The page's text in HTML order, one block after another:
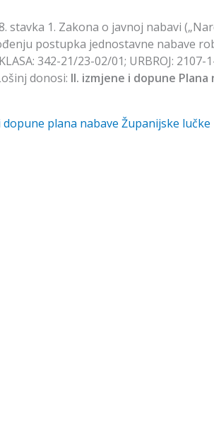
stavka 1. Zakona o javnoj nabavi
postupka jednostavne nabave
342-21/23-02/01; URBROJ:
donosi: II. izmjene i dopune Plana
dopune plana nabave Županijske